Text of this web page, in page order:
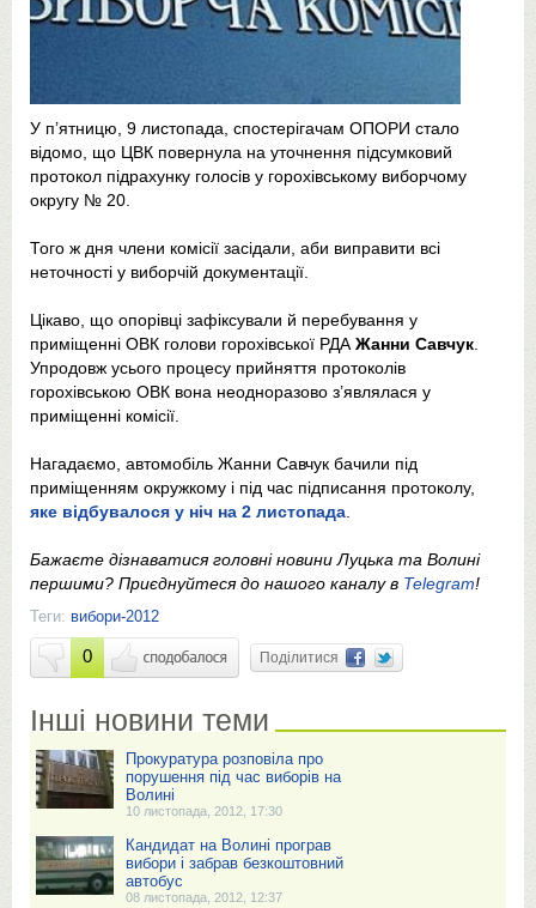
У п’ятницю, 9 листопада, спостерігачам ОПОРИ стало
відомо, що ЦВК повернула на уточнення підсумковий
протокол підрахунку голосів у горохівському виборчому
округу № 20.
Того ж дня члени комісії засідали, аби виправити всі
неточності у виборчій документації.
Цікаво, що опорівці зафіксували й перебування у
приміщенні ОВК голови горохівської РДА Жанни Савчук
Упродовж усього процесу прийняття протоколів
горохівською ОВК вона неодноразово з’являлася у
приміщенні комісії.
Нагадаємо, автомобіль Жанни Савчук бачили під
приміщенням окружкому і під час підписання протоколу,
яке відбувалося у ніч на 2 листопада
Бажаєте дізнаватися головні новини Луцька та Волині
першими? Приєднуйтеся до нашого каналу в Telegram!
Теги: вибори-2012
0 Поділитися
Інші новини теми
Прокуратура розповіла про
порушення під час виборів на
Волині
10 листопада, 2012, 17:30
Кандидат на Волині програв
вибори і забрав безкоштовний
автобус
08 листопада, 2012, 12:37